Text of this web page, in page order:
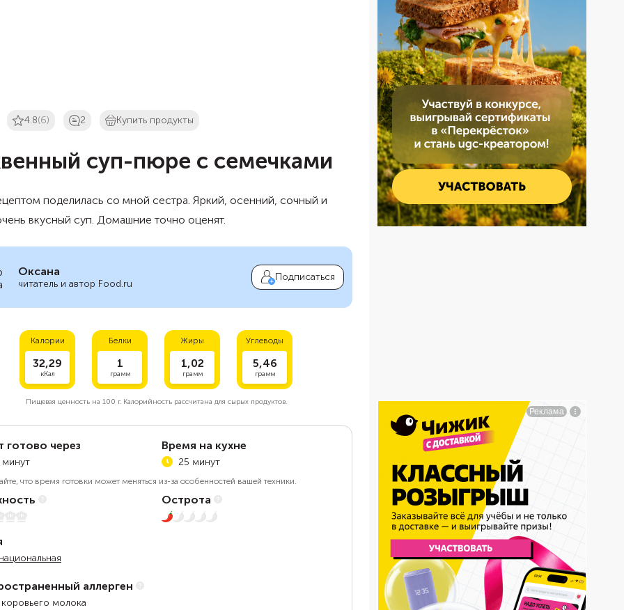
4.8(6) 2 Купить продукты
суп-пюре с семечками
поделилась со мной сестра. Яркий, осенний, сочный и
вкусный суп. Домашние точно оценят.
Оксана
читатель и автор Food.ru
Подписаться
Калории
32,29
кКал
Белки
1
грамм
Жиры
1,02
грамм
Углеводы
5,46
грамм
Пищевая ценность на 100 г.Калорийность рассчитана для сырых продуктов.
готово через
минут
Время на кухне
25 минут
что время готовки может меняться из-за особенностей вашей техники.
Острота
1 из 5
аллерген
молока